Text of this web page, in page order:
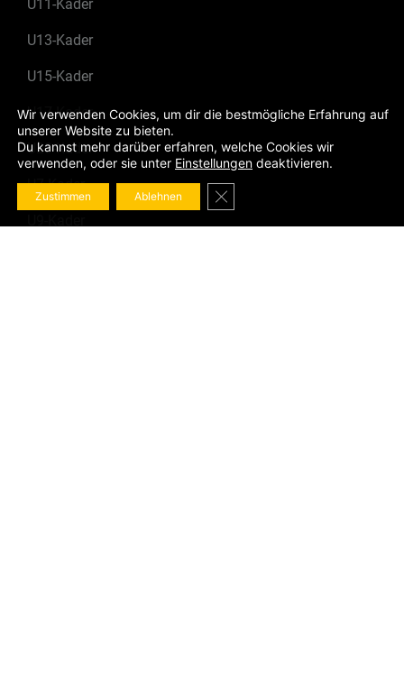
U11-Kader
U13-Kader
U15-Kader
U17-Kader
U20-Kader
U7-Kader
Wir verwenden Cookies, um dir die bestmögliche Erfahrung auf
unserer Website zu bieten.
Du kannst mehr darüber erfahren, welche Cookies wir
verwenden, oder sie unter Einstellungen deaktivieren.
Zustimmen Ablehnen GDPR Cookie-Banner schließen